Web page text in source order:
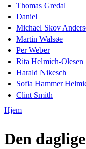
Thomas Gredal
Daniel
Michael Skov
Martin Walsøe
Per Weber
Rita Helmich-Olesen
Harald Nikesch
Sofia Hammer
Clint Smith
Hjem
Den